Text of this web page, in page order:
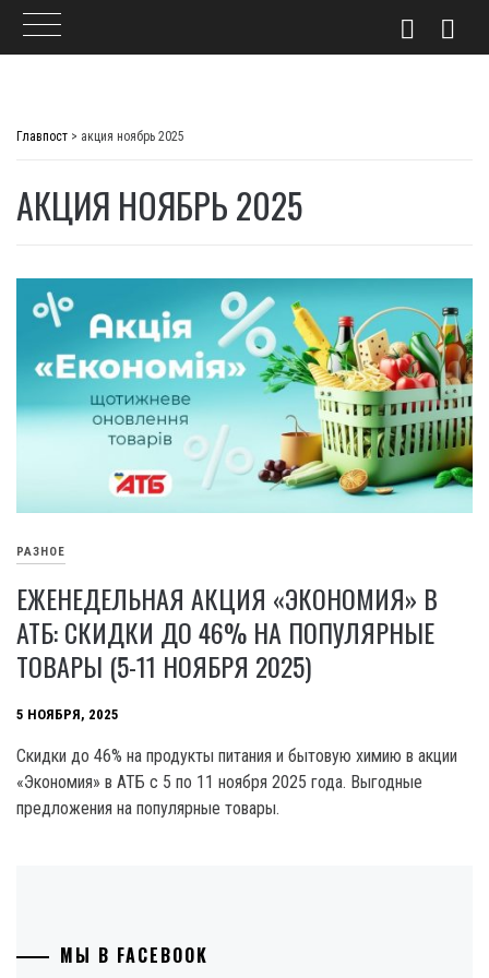
Главпост > акция ноябрь 2025
АКЦИЯ НОЯБРЬ 2025
РАЗНОЕ
ЕЖЕНЕДЕЛЬНАЯ АКЦИЯ «ЭКОНОМИЯ» В
АТБ: СКИДКИ ДО 46% НА ПОПУЛЯРНЫЕ
ТОВАРЫ (5-11 НОЯБРЯ 2025)
5 НОЯБРЯ, 2025
Скидки до 46% на продукты питания и бытовую химию в акции
«Экономия» в АТБ с 5 по 11 ноября 2025 года. Выгодные
предложения на популярные товары.
МЫ В FACEBOOK